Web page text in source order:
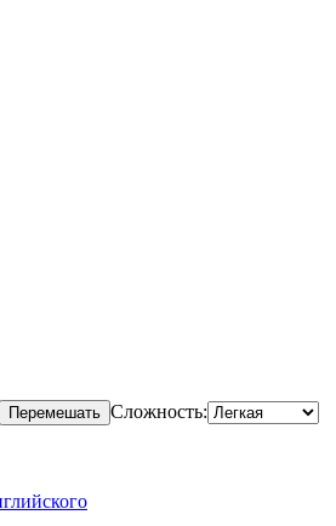
Перемешать Сложность: